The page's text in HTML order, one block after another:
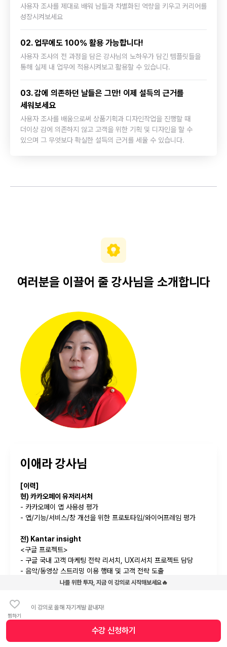
찜하기
나를 위한 투자, 지금 이 강의로 시작해보세요🔥
이 강의로 올해 자기계발 끝내자!
수강 신청하기
사용자 조사를 제대로 배워 남들과 차별화된 역량을 키우고 커리어를
성장시켜보세요
02. 업무에도 100% 활용 가능합니다!
사용자 조사의 전 과정을 담은 강사님의 노하우가 담긴 템플릿들을
통해 실제 내 업무에 적용시켜보고 활용할 수 있습니다.
03. 감에 의존하던 날들은 그만! 이제 설득의 근거를
세워보세요
사용자 조사를 배움으로써 상품기획과 디자인작업을 진행할 때
더이상 감에 의존하지 않고 고객을 위한 기획 및 디자인을 할 수
있으며 그 무엇보다 확실한 설득의 근거를 세울 수 있습니다.
여러분을 이끌어 줄 강사님을 소개합니다
이애라 강사님
[이력]
현) 카카오페이 유저리서처
- 카카오페이 앱 사용성 평가
- 앱/기능/서비스/창 개선을 위한 프로토타입/와이어프레임 평가
전) Kantar insight
<구글 프로젝트>
- 구글 국내 고객 마케팅 전략 리서치, UX리서치 프로젝트 담당
- 음악/동영상 스트리밍 이용 행태 및 고객 전략 도출
- 모바일 검색 이용 행태 분석 및 DAU Scene 인사이트 발굴을
- 게임 관련 프로그램 시장성 파악을 위한 선행 리서치
- 모바일 게임 과금 이용 행태 이해를 위한 리서치